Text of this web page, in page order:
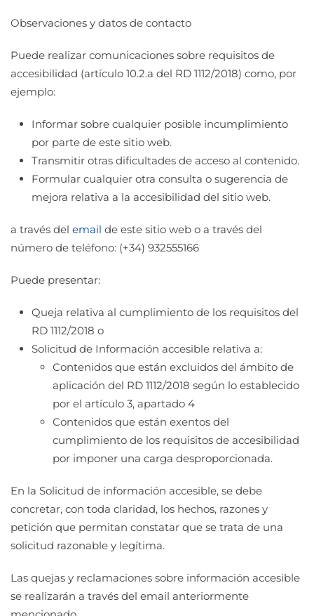
Observaciones y datos de contacto
Puede realizar comunicaciones sobre requisitos de
accesibilidad (artículo 10.2.a del RD 1112/2018) como, por
ejemplo:
Informar sobre cualquier posible incumplimiento
por parte de este sitio web.
Transmitir otras dificultades de acceso al contenido.
Formular cualquier otra consulta o sugerencia de
mejora relativa a la accesibilidad del sitio web.
a través del email de este sitio web o a través del
número de teléfono: (+34) 932555166
Puede presentar:
Queja relativa al cumplimiento de los requisitos del
RD 1112/2018 o
Solicitud de Información accesible relativa a:
Contenidos que están excluidos del ámbito de
aplicación del RD 1112/2018 según lo establecido
por el artículo 3, apartado 4
Contenidos que están exentos del
cumplimiento de los requisitos de accesibilidad
por imponer una carga desproporcionada.
En la Solicitud de información accesible, se debe
concretar, con toda claridad, los hechos, razones y
petición que permitan constatar que se trata de una
solicitud razonable y legítima.
Las quejas y reclamaciones sobre información accesible
se realizarán a través del email anteriormente